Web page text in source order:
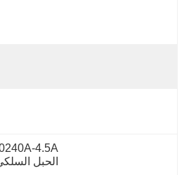
الحبل السلكي